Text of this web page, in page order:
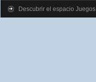
Descubrir el espacio Juegos